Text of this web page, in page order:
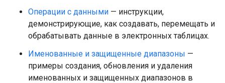
Операции с данными — инструкции,
демонстрирующие, как создавать, перемещать и
обрабатывать данные в электронных таблицах.
Именованные и защищенные диапазоны —
примеры создания, обновления и удаления
именованных и защищенных диапазонов в